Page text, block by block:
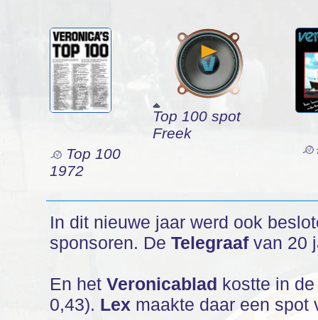
Top 100 spot
Freek
Top 100
1972
In dit nieuwe jaar werd ook
sponsoren. De Telegraafvan 20
En het Veronicablad kostte in
0,43). Lex maakte daar een spot